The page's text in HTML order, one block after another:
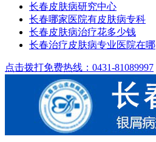
长春皮肤病研究中心
长春哪家医院有皮肤病专科
长春皮肤病治疗花多少钱
长春治疗皮肤病专业医院在哪
点击拨打免费热线：0431-81089997